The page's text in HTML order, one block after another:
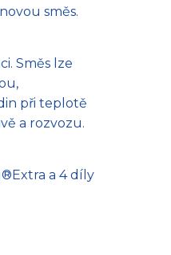
směs.
Směs lze
při teplotě
a rozvozu.
a 4 díly